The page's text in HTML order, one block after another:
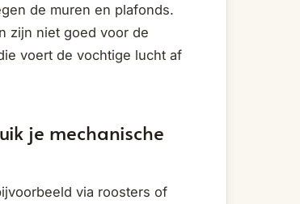
de muren en plafonds.
zijn niet goed voor de
voert de vochtige lucht af
je mechanische
via roosters of